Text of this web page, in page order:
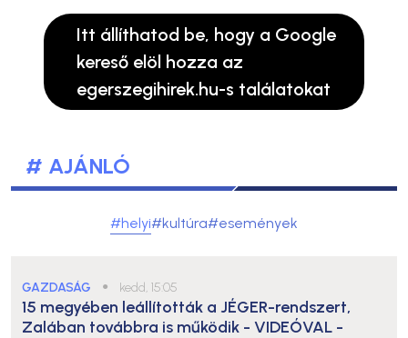
Itt állíthatod be, hogy a Google
kereső elöl hozza az
egerszegihirek.hu-s találatokat
# AJÁNLÓ
#helyi#kultúra#események
GAZDASÁG ● kedd, 15:05
15 megyében leállították a JÉGER-rendszert,
Zalában továbbra is működik - VIDEÓVAL -